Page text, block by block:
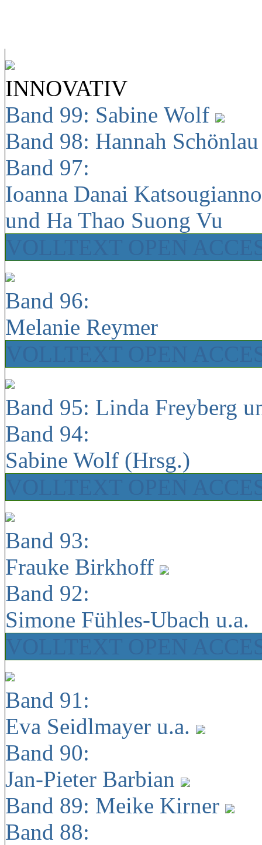
INNOVATIV
Band 99: Sabine Wolf
Band 98: Hannah
Band 97:
Ioanna Danai
und Ha Thao Suong Vu
Band 96:
Melanie Reymer
Band 95: Linda Freyberg
Band 94:
Sabine Wolf (Hrsg.)
Band 93:
Frauke Birkhoff
Band 92:
Simone Fühles-Ubach u.a.
Band 91:
Eva Seidlmayer u.a.
Band 90:
Jan-Pieter Barbian
Band 89: Meike Kirner
Band 88: